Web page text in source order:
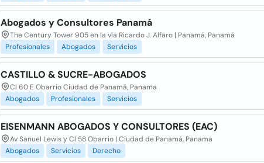
Abogados y Consultores Panamá
The Century Tower 905 en la vía Ricardo J. Alfaro | Panamá, Panamá
Profesionales
Abogados Servicios
CASTILLO & SUCRE-ABOGADOS
Cl 60 E Obarrio Ciudad de Panamá, Panama
Abogados
Profesionales Servicios
EISENMANN ABOGADOS Y CONSULTORES (EAC)
Av Sanuel Lewis y Cl 58 Obarrio | Ciudad de Panamá, Panama
Abogados
Servicios Derecho